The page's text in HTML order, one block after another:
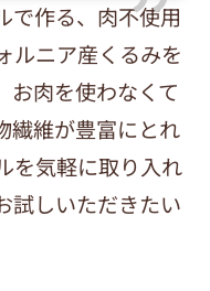
で作る、肉不使用
ルニア産くるみを
お肉を使わなくて
繊維が豊富にとれ
を気軽に取り入れ
試しいただきたい